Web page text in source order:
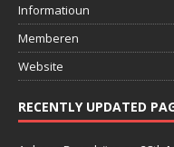
Informatioun
Memberen
Website
RECENTLY UPDATED